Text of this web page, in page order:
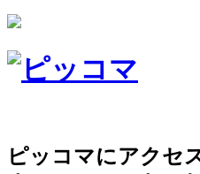
ピッコマにアクセ